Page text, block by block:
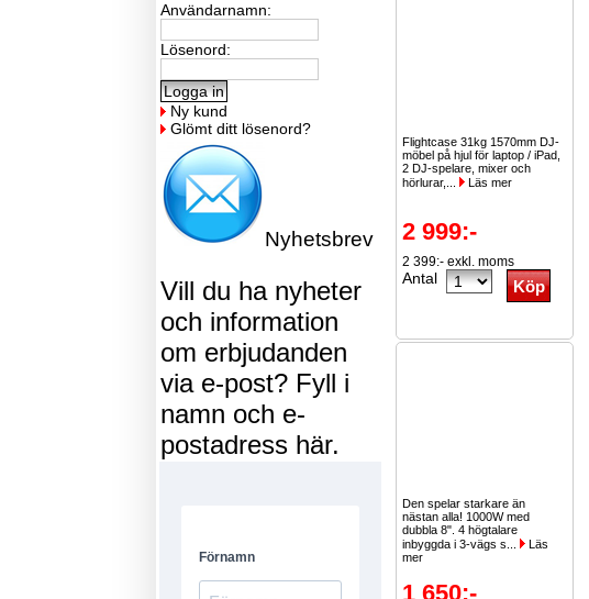
Användarnamn:
Lösenord:
Ny kund
Glömt ditt lösenord?
Nyhetsbrev
Vill du ha nyheter
och information
om erbjudanden
via e-post? Fyll i
namn och e-
postadress här.
Flightcase 31kg 1570mm DJ-
möbel på hjul för laptop / iPad,
2 DJ-spelare, mixer och
hörlurar,...
Läs mer
2 999:-
2 399:- exkl. moms
Antal
Den spelar starkare än
nästan alla! 1000W med
dubbla 8". 4 högtalare
inbyggda i 3-vägs s...
Läs
mer
1 650:-